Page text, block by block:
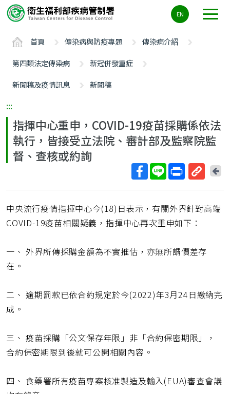
要
ALT+C
EN
首頁 傳染病與防疫專題
傳染病介紹
第四類法定傳染病
新冠併發重症
新聞稿及疫情訊息
新聞稿
:::
指揮中心重申，COVID-19疫苗採購係依法
執行，皆接受立法院、審計部及監察院監
督、查核或約詢
短
網
回
中央流行疫情指揮中心今(18)日表示，有關外界針對高端
COVID-19疫苗相關疑義，指揮中心再次重申如下：
一、 外界所傳採購金額為不實推估，亦無所謂價差存
在。
二、 逾期罰款已依合約規定於今(2022)年3月24日繳納完
成。
三、 疫苗採購「公文保存年限」非「合約保密期限」，
合約保密期限到後就可公開相關內容。
四、 食藥署所有疫苗專案核准製造及輸入(EUA)審查會議